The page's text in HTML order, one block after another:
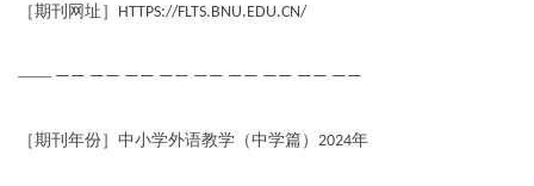
［期刊网址］ HTTPS://FLTS.BNU.EDU.CN/
—— —— —— —— —— —— —— —— —— ——
［期刊年份］中小学外语教学（中学篇） 2024年